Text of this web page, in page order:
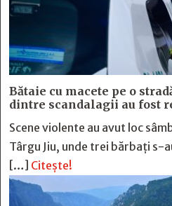
Bătaie cu macete pe o
dintre scandalagii au fost
Scene violente au avut loc
Târgu Jiu, unde trei bărbați s-
[…] Citește!